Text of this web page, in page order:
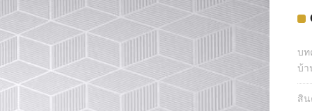
บท
บ้า
สิ